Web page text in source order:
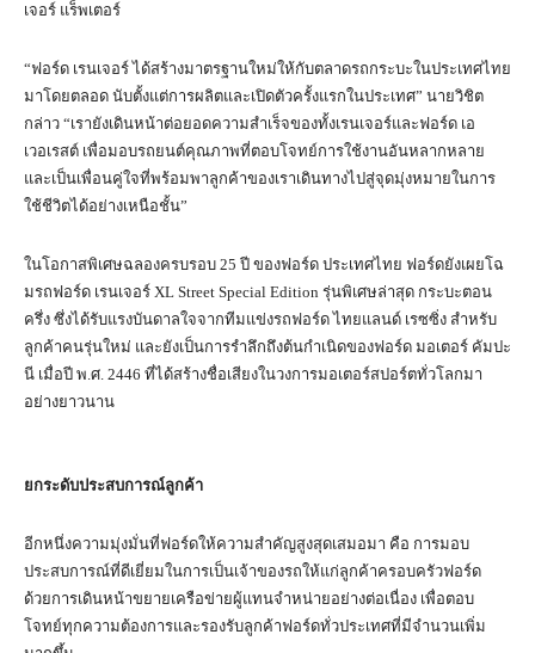
เจอร์ แร็พเตอร์
“ฟอร์ด เรนเจอร์ ได้สร้างมาตรฐานใหม่ให้กับตลาดรถกระบะในประเทศไทย
มาโดยตลอด นับตั้งแต่การผลิตและเปิดตัวครั้งแรกในประเทศ” นายวิชิต
กล่าว “เรายังเดินหน้าต่อยอดความสำเร็จของทั้งเรนเจอร์และฟอร์ด เอ
เวอเรสต์ เพื่อมอบรถยนต์คุณภาพที่ตอบโจทย์การใช้งานอันหลากหลาย
และเป็นเพื่อนคู่ใจที่พร้อมพาลูกค้าของเราเดินทางไปสู่จุดมุ่งหมายในการ
ใช้ชีวิตได้อย่างเหนือชั้น”
ในโอกาสพิเศษฉลองครบรอบ 25 ปี ของฟอร์ด ประเทศไทย ฟอร์ดยังเผยโฉ
มรถฟอร์ด เรนเจอร์ XL Street Special Edition รุ่นพิเศษล่าสุด กระบะตอน
ครึ่ง ซึ่งได้รับแรงบันดาลใจจากทีมแข่งรถฟอร์ด ไทยแลนด์ เรซซิ่ง สำหรับ
ลูกค้าคนรุ่นใหม่ และยังเป็นการรำลึกถึงต้นกำเนิดของฟอร์ด มอเตอร์ คัมปะ
นี เมื่อปี พ.ศ. 2446 ที่ได้สร้างชื่อเสียงในวงการมอเตอร์สปอร์ตทั่วโลกมา
อย่างยาวนาน
ยกระดับประสบการณ์ลูกค้า
อีกหนึ่งความมุ่งมั่นที่ฟอร์ดให้ความสำคัญสูงสุดเสมอมา คือ การมอบ
ประสบการณ์ที่ดีเยี่ยมในการเป็นเจ้าของรถให้แก่ลูกค้าครอบครัวฟอร์ด
ด้วยการเดินหน้าขยายเครือข่ายผู้แทนจำหน่ายอย่างต่อเนื่อง เพื่อตอบ
โจทย์ทุกความต้องการและรองรับลูกค้าฟอร์ดทั่วประเทศที่มีจำนวนเพิ่ม